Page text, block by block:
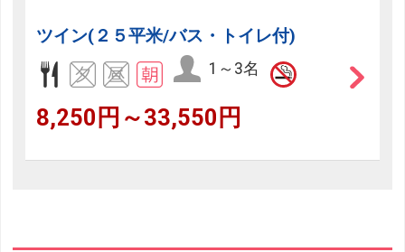
ツイン(２５平米/バス・トイレ付)
1～3名
8,250円～33,550円